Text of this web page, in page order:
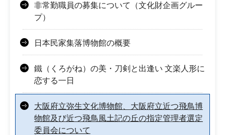
非常勤職員の募集について（文化財企画グルー
プ）
日本民家集落博物館の概要
鐵（くろがね）の美・刀剣と出逢い 文楽人形に
恋する一日
大阪府立弥生文化博物館、大阪府立近つ飛鳥博
物館及び近つ飛鳥風土記の丘の指定管理者選定
委員会について